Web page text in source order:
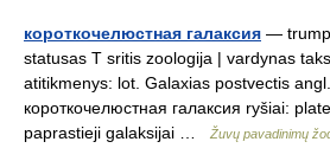
короткочелюстная галаксия —
statusas T sritis zoologija | vardynas
atitikmenys: lot. Galaxias postvectis
короткочелюстная галаксия ryšiai:
paprastieji galaksijai …
Žuvų pavadinimų